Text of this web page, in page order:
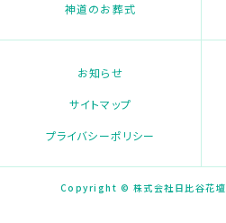
神道のお葬式
お知らせ
サイトマップ
プライバシーポリシー
Copyright © 株式会社日比谷花